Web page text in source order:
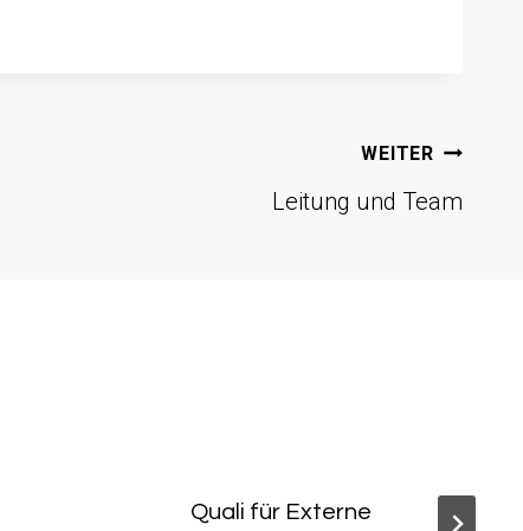
WEITER
Leitung und Team
Quali für Externe